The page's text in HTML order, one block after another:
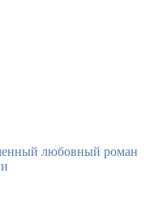
любовный роман